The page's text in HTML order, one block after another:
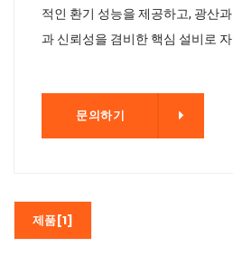
적인 환기 성능을 제공하고, 광산
과 신뢰성을 겸비한 핵심 설비로
문의하기
제품[1]